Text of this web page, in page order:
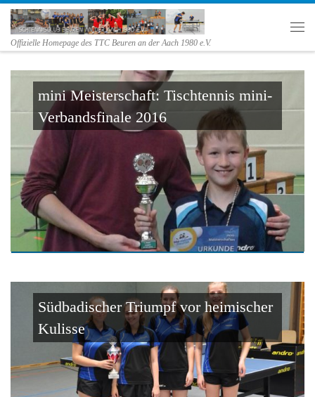
Zum Inhalt springen
Offizielle Homepage des TTC Beuren an der Aach 1980 e.V.
mini Meisterschaft: Tischtennis mini-
Verbandsfinale 2016
Südbadischer Triumpf vor heimischer
Kulisse